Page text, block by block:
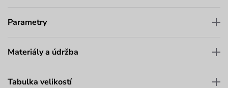
Parametry
Materiály a údržba
Tabulka velikostí